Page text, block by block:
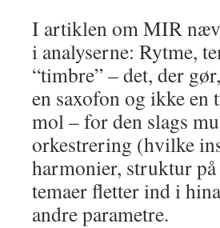
I artiklen om MIR
i analyserne: Rytme,
“timbre” – det, der
en saxofon og ikke
mol – for den slags
orkestrering (hvilke
harmonier, struktur på
temaer fletter ind i
andre parametre.